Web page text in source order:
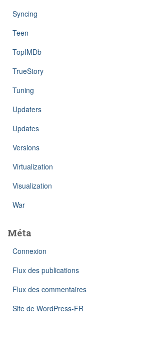
Syncing
Teen
TopIMDb
TrueStory
Tuning
Updaters
Updates
Versions
Virtualization
Visualization
War
Méta
Connexion
Flux des publications
Flux des commentaires
Site de WordPress-FR